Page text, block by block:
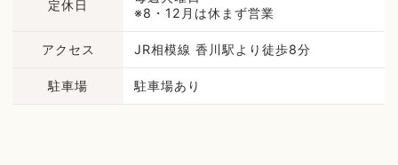
定休日
※8・12月は休まず営業
アクセス JR相模線 香川駅より徒歩8分
駐車場 駐車場あり